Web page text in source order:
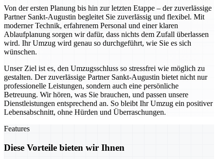
Von der ersten Planung bis hin zur letzten Etappe – der zuverlässige
Partner Sankt-Augustin begleitet Sie zuverlässig und flexibel. Mit
moderner Technik, erfahrenem Personal und einer klaren
Ablaufplanung sorgen wir dafür, dass nichts dem Zufall überlassen
wird. Ihr Umzug wird genau so durchgeführt, wie Sie es sich
wünschen.
Unser Ziel ist es, den Umzugsschluss so stressfrei wie möglich zu
gestalten. Der zuverlässige Partner Sankt-Augustin bietet nicht nur
professionelle Leistungen, sondern auch eine persönliche
Betreuung. Wir hören, was Sie brauchen, und passen unsere
Dienstleistungen entsprechend an. So bleibt Ihr Umzug ein positiver
Lebensabschnitt, ohne Hürden und Überraschungen.
Features
Diese Vorteile bieten wir Ihnen